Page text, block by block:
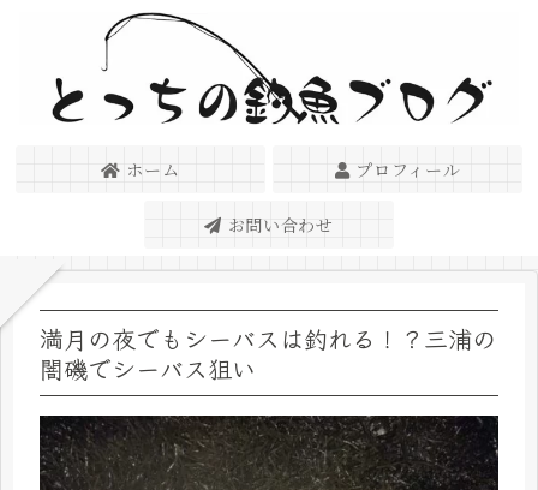
ホーム プロフィール
お問い合わせ
満月の夜でもシーバスは釣れる！？三浦の
闇磯でシーバス狙い